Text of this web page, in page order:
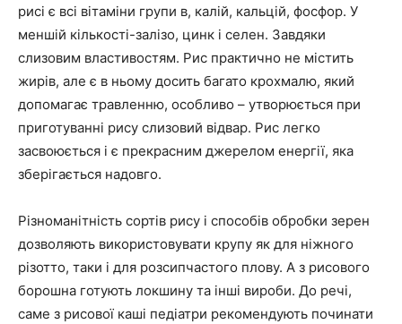
рисі є всі вітаміни групи в, калій, кальцій, фосфор. У
меншій кількості-залізо, цинк і селен. Завдяки
слизовим властивостям. Рис практично не містить
жирів, але є в ньому досить багато крохмалю, який
допомагає травленню, особливо – утворюється при
приготуванні рису слизовий відвар. Рис легко
засвоюється і є прекрасним джерелом енергії, яка
зберігається надовго.
Різноманітність сортів рису і способів обробки зерен
дозволяють використовувати крупу як для ніжного
різотто, таки і для розсипчастого плову. А з рисового
борошна готують локшину та інші вироби. До речі,
саме з рисової каші педіатри рекомендують починати